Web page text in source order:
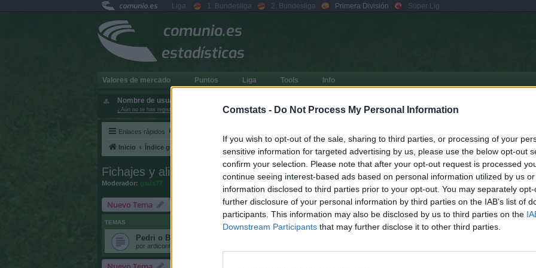
Comstats - Do Not Process My Personal Information
If you wish to opt-out of the sale, sharing to third parties, or processing of your
sensitive information for targeted advertising by us, please use the below opt-out
confirm your selection. Please note that after your opt-out request is processed
continue seeing interest-based ads based on personal information utilized by us
information disclosed to third parties prior to your opt-out. You may separately
further disclosure of your personal information by third parties on the IAB’s list of
participants. This information may also be disclosed by us to third parties on the
Downstream Participants that may further disclose it to other third parties.
comunio.es Liga 1. Bundesliga 2. Bundesliga Primera División Süper Lig
comunio.es
estadísticas
Valores de mercado Puntos Liga Tools Info
Nombre de usuario:
¿Aún no te has registrado? ¿te has olvidado? Seguir conectado
Enlaces rápidos
Inicio Índice general Fichajes y alineaciones
Fichajes y alineaciones
Moderador: gsus77
Nuevo Tema BuscarBúsqueda avanzada 1
TEMAS
Pedri o Bernardo Silva
por ardicon61